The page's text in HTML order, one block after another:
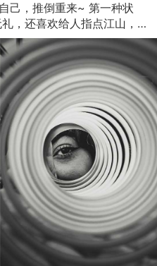
己，推倒重来~ 第一种状
，还喜欢给人指点江山，
白的老前辈也一样！ 看到
心的OS是：“恕我直言，在
进别人的东西~ 固步自封，
种状态：亏钱时！ 觉得自
么多，一定都是有用的！
人比自己懂的多一点，自己
会贯通而已~ 再勤奋点看点
总结的东西就成了